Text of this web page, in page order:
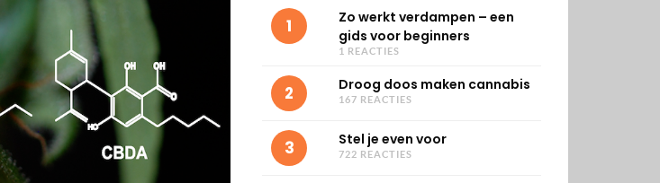
1
Zo werkt verdampen – een
gids voor beginners
1 REACTIES
2 Droog doos maken cannabis
167 REACTIES
3 Stel je even voor
722 REACTIES